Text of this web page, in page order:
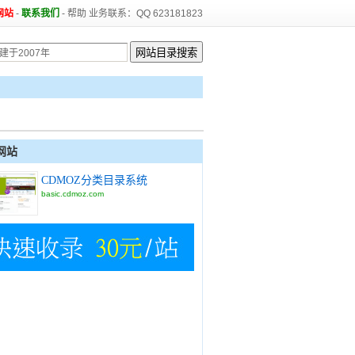
站 - 联系我们 - 帮助 业务联系：QQ 623181823
站
CDMOZ分类目录系统
basic.cdmoz.com